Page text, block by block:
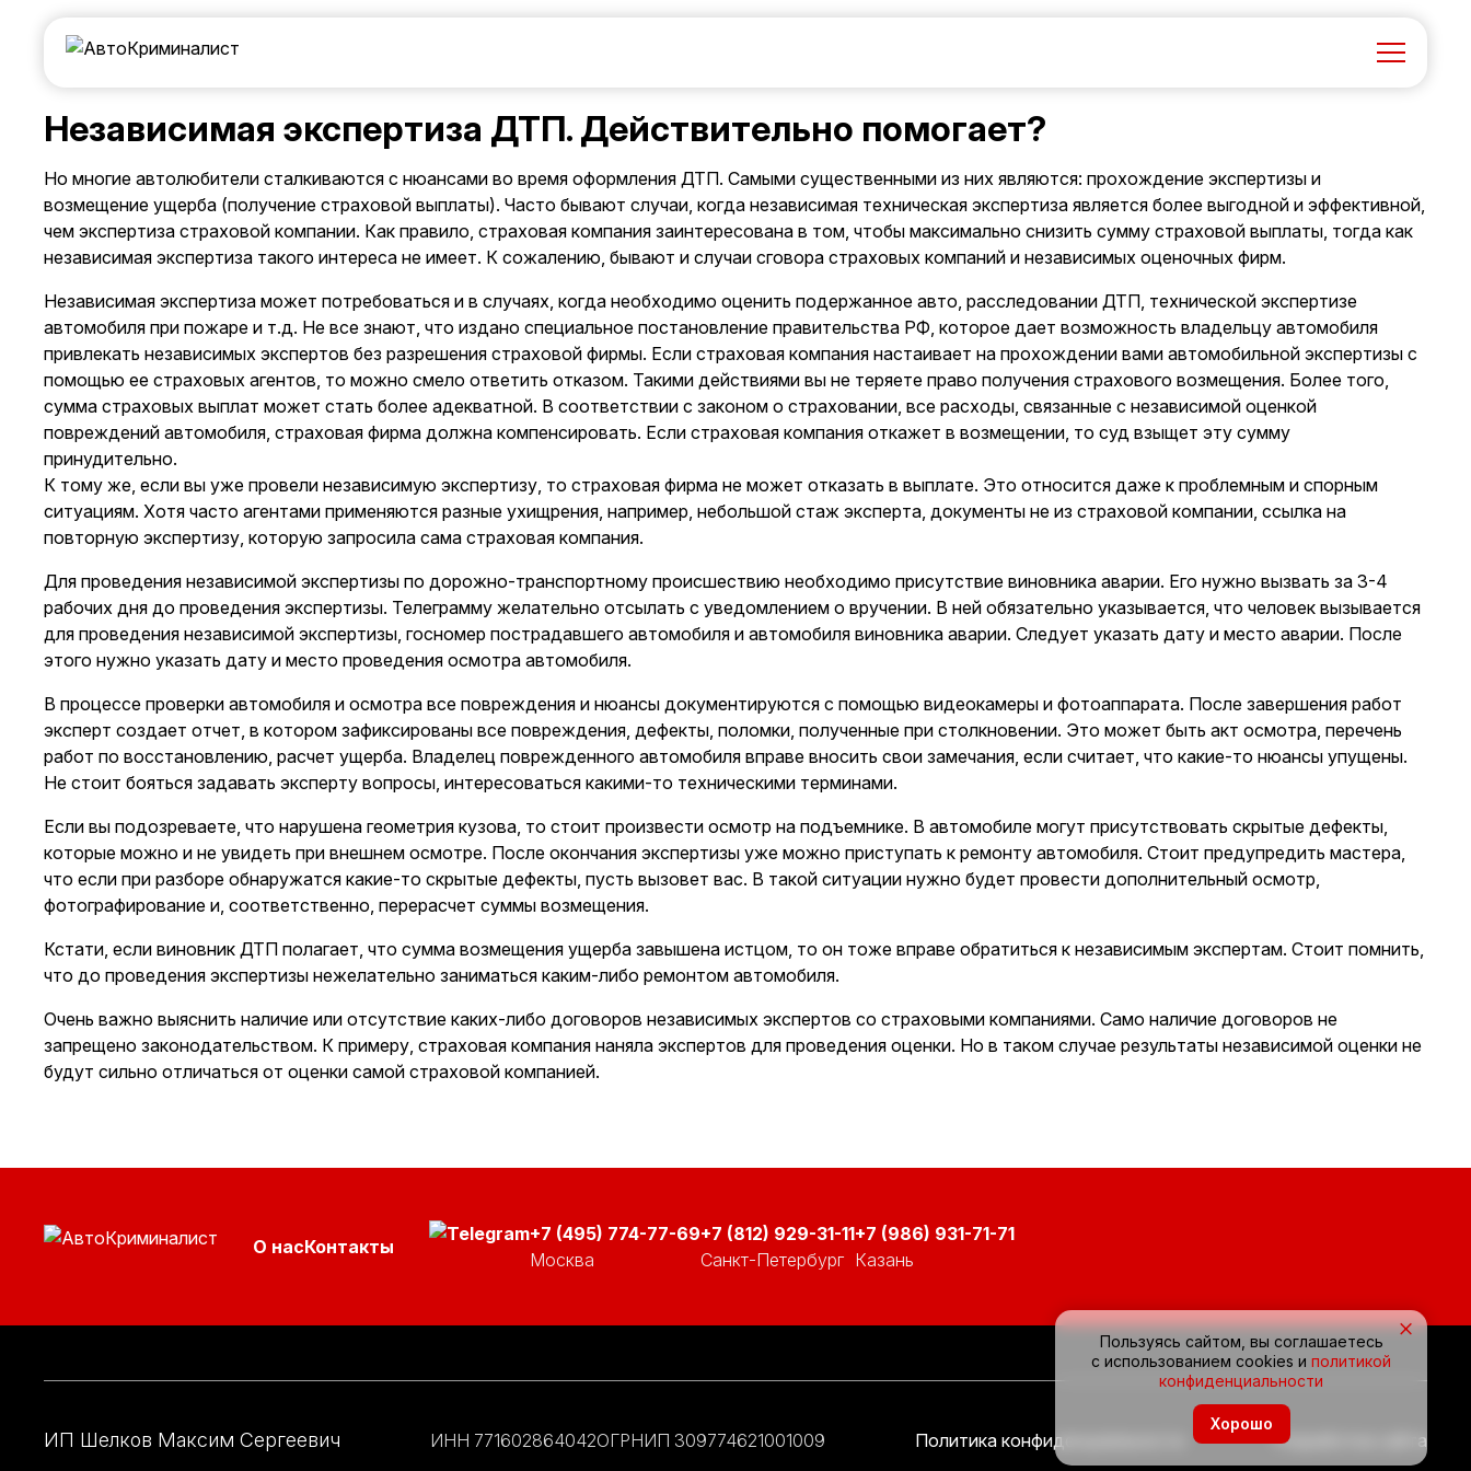
Независимая экспертиза ДТП. Действительно помогает?
Но многие автолюбители сталкиваются с нюансами во время оформления ДТП. Самыми существенными из них являются: прохождение экспертизы и
возмещение ущерба (получение страховой выплаты). Часто бывают случаи, когда независимая техническая экспертиза является более выгодной и эффективной,
чем экспертиза страховой компании. Как правило, страховая компания заинтересована в том, чтобы максимально снизить сумму страховой выплаты, тогда как
независимая экспертиза такого интереса не имеет. К сожалению, бывают и случаи сговора страховых компаний и независимых оценочных фирм.
Независимая экспертиза может потребоваться и в случаях, когда необходимо оценить подержанное авто, расследовании ДТП, технической экспертизе
автомобиля при пожаре и т.д. Не все знают, что издано специальное постановление правительства РФ, которое дает возможность владельцу автомобиля
привлекать независимых экспертов без разрешения страховой фирмы. Если страховая компания настаивает на прохождении вами автомобильной экспертизы с
помощью ее страховых агентов, то можно смело ответить отказом. Такими действиями вы не теряете право получения страхового возмещения. Более того,
сумма страховых выплат может стать более адекватной. В соответствии с законом о страховании, все расходы, связанные с независимой оценкой
повреждений автомобиля, страховая фирма должна компенсировать. Если страховая компания откажет в возмещении, то суд взыщет эту сумму
принудительно.
К тому же, если вы уже провели независимую экспертизу, то страховая фирма не может отказать в выплате. Это относится даже к проблемным и спорным
ситуациям. Хотя часто агентами применяются разные ухищрения, например, небольшой стаж эксперта, документы не из страховой компании, ссылка на
повторную экспертизу, которую запросила сама страховая компания.
Для проведения независимой экспертизы по дорожно-транспортному происшествию необходимо присутствие виновника аварии. Его нужно вызвать за 3-4
рабочих дня до проведения экспертизы. Телеграмму желательно отсылать с уведомлением о вручении. В ней обязательно указывается, что человек вызывается
для проведения независимой экспертизы, госномер пострадавшего автомобиля и автомобиля виновника аварии. Следует указать дату и место аварии. После
этого нужно указать дату и место проведения осмотра автомобиля.
В процессе проверки автомобиля и осмотра все повреждения и нюансы документируются с помощью видеокамеры и фотоаппарата. После завершения работ
эксперт создает отчет, в котором зафиксированы все повреждения, дефекты, поломки, полученные при столкновении. Это может быть акт осмотра, перечень
работ по восстановлению, расчет ущерба. Владелец поврежденного автомобиля вправе вносить свои замечания, если считает, что какие-то нюансы упущены.
Не стоит бояться задавать эксперту вопросы, интересоваться какими-то техническими терминами.
Если вы подозреваете, что нарушена геометрия кузова, то стоит произвести осмотр на подъемнике. В автомобиле могут присутствовать скрытые дефекты,
которые можно и не увидеть при внешнем осмотре. После окончания экспертизы уже можно приступать к ремонту автомобиля. Стоит предупредить мастера,
что если при разборе обнаружатся какие-то скрытые дефекты, пусть вызовет вас. В такой ситуации нужно будет провести дополнительный осмотр,
фотографирование и, соответственно, перерасчет суммы возмещения.
Кстати, если виновник ДТП полагает, что сумма возмещения ущерба завышена истцом, то он тоже вправе обратиться к независимым экспертам. Стоит помнить,
что до проведения экспертизы нежелательно заниматься каким-либо ремонтом автомобиля.
Очень важно выяснить наличие или отсутствие каких-либо договоров независимых экспертов со страховыми компаниями. Само наличие договоров не
запрещено законодательством. К примеру, страховая компания наняла экспертов для проведения оценки. Но в таком случае результаты независимой оценки не
будут сильно отличаться от оценки самой страховой компанией.
О насКонтакты
+7 (495) 774-77-69
Москва
+7 (812) 929-31-11
Санкт-Петербург
+7 (986) 931-71-71
Казань
ИП Шелков Максим Сергеевич ИНН 771602864042ОГРНИП 309774621001009 Политика конфиденциальности Разработка сайта
×
Пользуясь сайтом, вы соглашаетесь
с использованием cookies и политикой
конфиденциальности
Хорошо